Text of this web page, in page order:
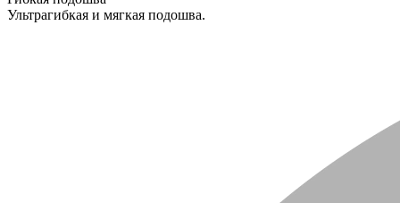
Ультрагибкая и мягкая подошва.